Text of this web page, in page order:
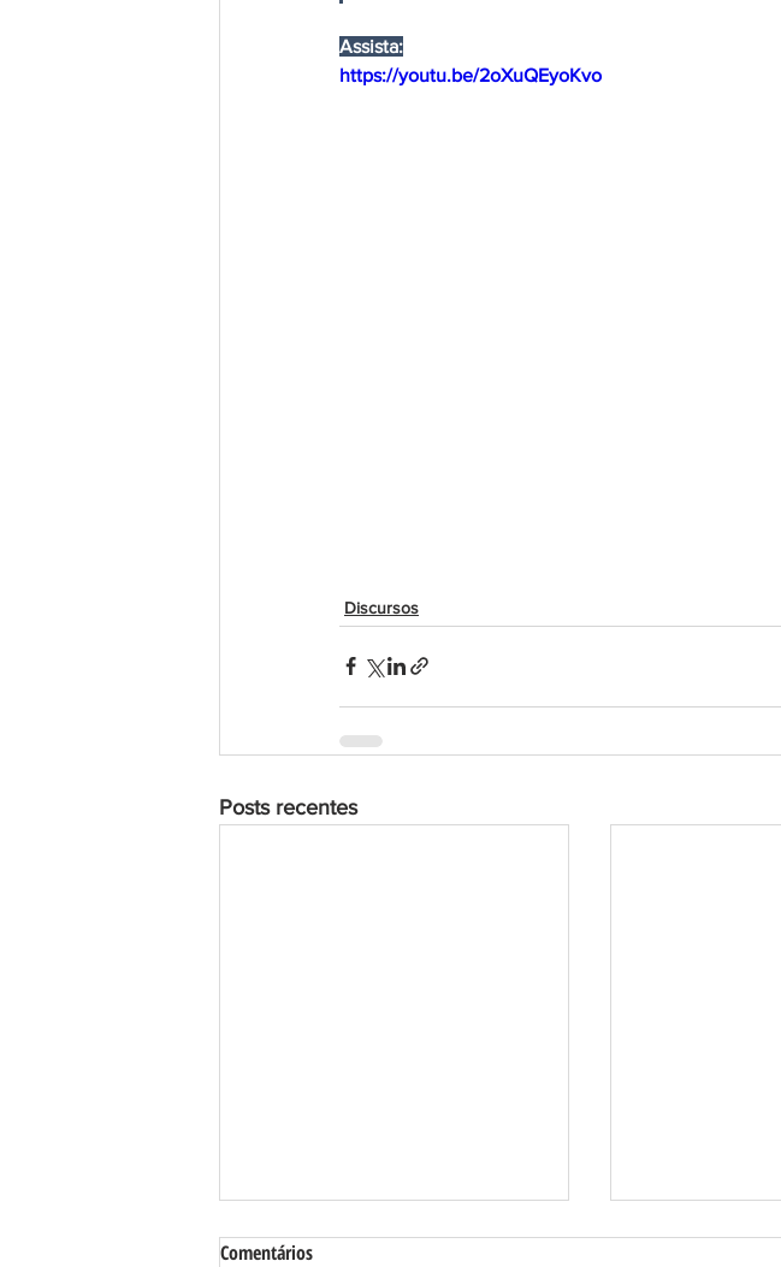
Assista:
https://youtu.be/2oXuQEyoKvo
Discursos
Posts recentes
Comentários